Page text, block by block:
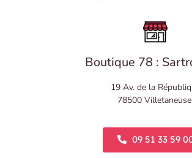
Boutique 78 :
19 Av. de la
78500 Villetaneuse
09 51 33 59